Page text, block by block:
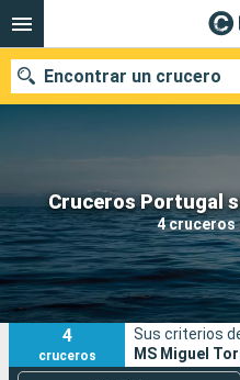
Cruceros Portugal
4
Encontrar un crucero
Nuestros destinos
Fecha de salida
Puertos
4
cruceros
Sus criterios
MS Miguel